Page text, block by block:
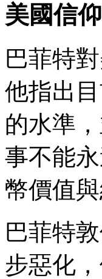
美國信
巴菲特
他指出
的水準
事不能
幣價值
巴菲特
步惡化